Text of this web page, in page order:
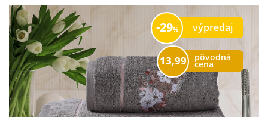
výpredaj
29
pôvodná
cena
13,99